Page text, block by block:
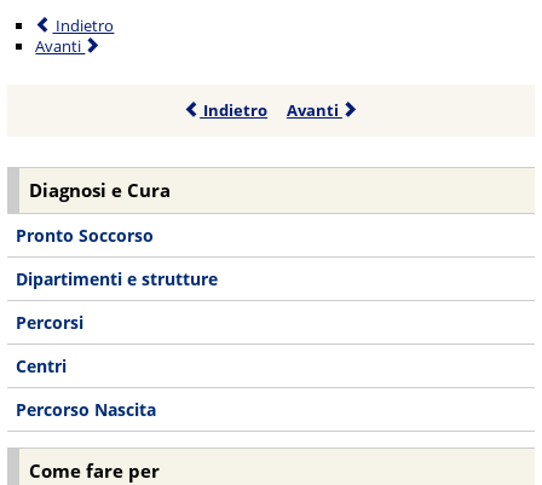
Indietro
Avanti
Indietro Avanti
Diagnosi e Cura
Pronto Soccorso
Dipartimenti e strutture
Percorsi
Centri
Percorso Nascita
Come fare per